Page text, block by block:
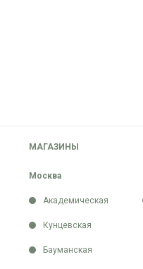
МАГАЗИНЫ
Москва
Академическая
Кунцевская
Бауманская